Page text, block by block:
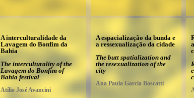
A interculturalidade da
Lavagem do Bonfim da
Bahia
The interculturality of the
Lavagem do Bonfim of
Bahia festival
Atílio José Avancini
A espacialização da bunda e
a ressexualização da cidade
The butt spatialization and
the resexualization of the
city
Ana Paula Garcia Boscatti